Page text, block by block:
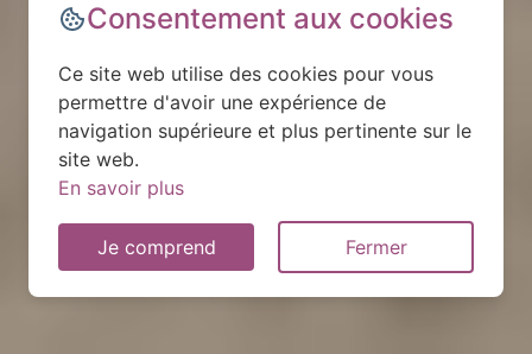
Consentement aux cookies
Ce site web utilise des cookies pour vous
permettre d'avoir une expérience de
navigation supérieure et plus pertinente sur le
site web.
En savoir plus
Je comprend Fermer